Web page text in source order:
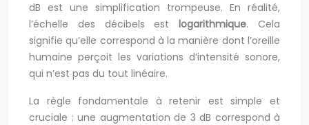
dB est une simplification trompeuse. En réalité,
l’échelle des décibels estlogarithmique. Cela
signifie qu’elle correspond à la manière dont l’oreille
humaine perçoit les variations d’intensité sonore,
qui n’est pas du tout linéaire.
La règle fondamentale à retenir est simple et
cruciale : une augmentation de 3 dB correspond à